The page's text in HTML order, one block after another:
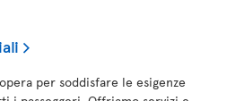
per soddisfare le esigenze